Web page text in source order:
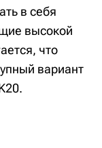
в себя
высокой
что
вариант